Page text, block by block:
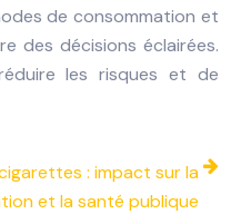
de consommation et
des décisions éclairées.
les risques et de
: impact sur la
et la santé publique